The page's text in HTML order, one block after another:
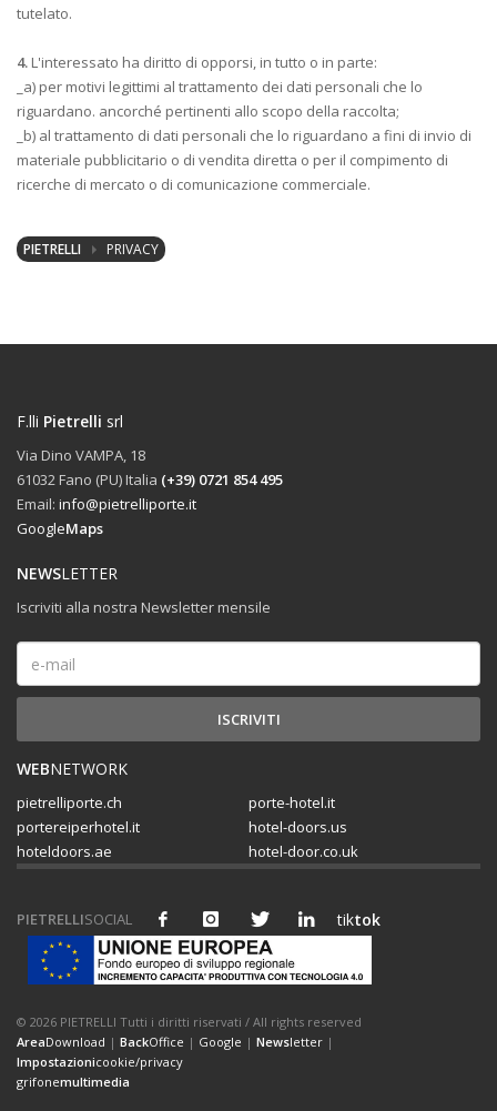
tutelato.
4. L'interessato ha diritto di opporsi, in tutto o in parte:
_a) per motivi legittimi al trattamento dei dati personali che lo
riguardano. ancorché pertinenti allo scopo della raccolta;
_b) al trattamento di dati personali che lo riguardano a fini di invio di
materiale pubblicitario o di vendita diretta o per il compimento di
ricerche di mercato o di comunicazione commerciale.
PIETRELLI PRIVACY
F.lli Pietrelli srl
Via Dino VAMPA, 18
61032 Fano (PU) Italia (+39) 0721 854 495
Email: info@pietrelliporte.it
GoogleMaps
NEWSLETTER
Iscriviti alla nostra Newsletter mensile
WEBNETWORK
pietrelliporte.ch
porte-hotel.it
portereiperhotel.it
hotel-doors.us
hoteldoors.ae
hotel-door.co.uk
PIETRELLISOCIAL tiktok
© 2026 PIETRELLI Tutti i diritti riservati / All rights reserved
AreaDownload | BackOffice | Google | Newsletter |
Impostazionicookie/privacy
grifonemultimedia